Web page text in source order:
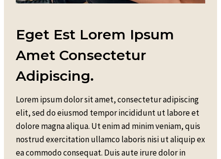
Eget Est Lorem Ipsum
Amet Consectetur
Adipiscing.
Lorem ipsum dolor sit amet, consectetur adipiscing
elit, sed do eiusmod tempor incididunt ut labore et
dolore magna aliqua. Ut enim ad minim veniam, quis
nostrud exercitation ullamco laboris nisi ut aliquip ex
ea commodo consequat. Duis aute irure dolor in